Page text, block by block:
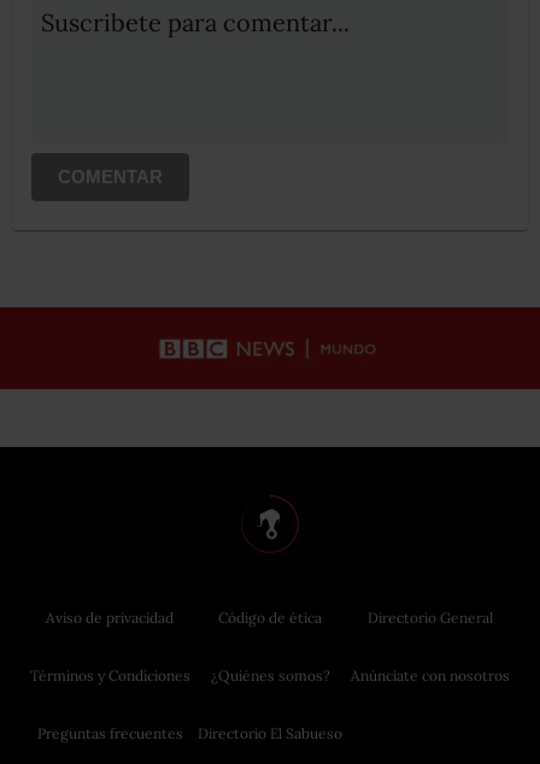
Suscribete para comentar...
COMENTAR
Aviso de privacidad
Términos y Condiciones
Preguntas frecuentes
Código de ética
¿Quiénes somos?
Directorio El Sabueso
Directorio General
Anúnciate con nosotros